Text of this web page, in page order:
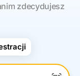
zdecydujesz